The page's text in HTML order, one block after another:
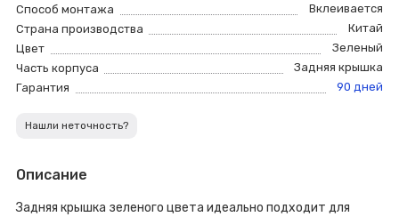
Способ монтажа
Вклеивается
Страна производства
Китай
Цвет
Зеленый
Часть корпуса
Задняя крышка
Гарантия
90 дней
Нашли неточность?
Описание
Задняя крышка зеленого цвета идеально подходит для